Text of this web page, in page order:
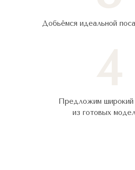
Добьёмся идеальной
Предложим широкий
из готовых